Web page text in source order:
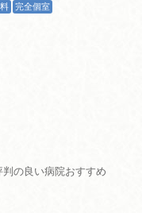
完全個室
の良い病院おすすめ